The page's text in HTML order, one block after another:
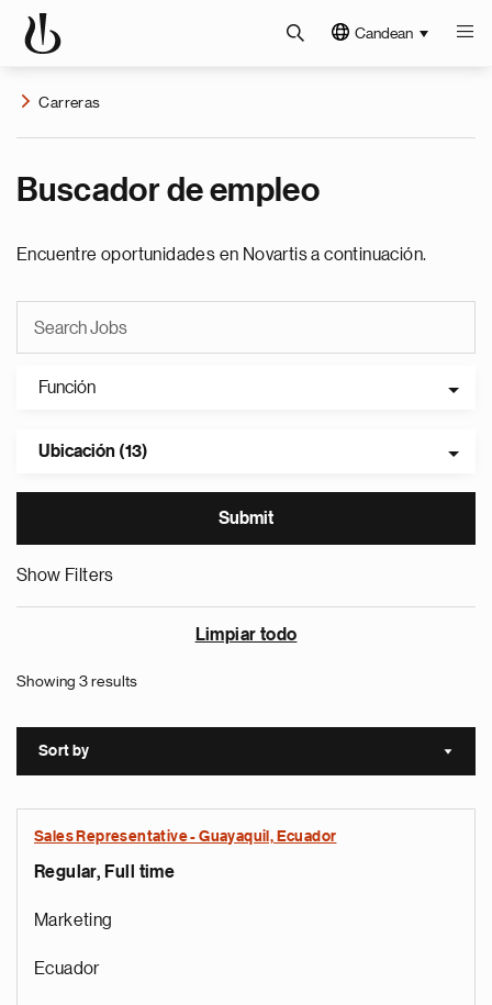
Candean
Carreras
Buscador de empleo
Encuentre oportunidades en Novartis a continuación.
Función
Ubicación (13)
Show Filters
Limpiar todo
Showing 3 results
Sort by Sort
Sales Representative - Guayaquil, Ecuador
Regular, Full time
Marketing
Ecuador